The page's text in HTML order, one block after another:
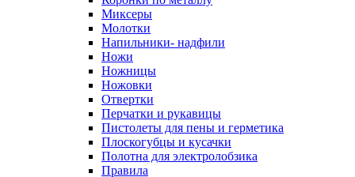
Миксеры
Молотки
Напильники- надфили
Ножи
Ножницы
Ножовки
Отвертки
Перчатки и рукавицы
Пистолеты для пены и герметика
Плоскогубцы и кусачки
Полотна для электролобзика
Правила